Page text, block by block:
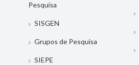
Pesquisa
SISGEN
Grupos de Pesquisa
SIEPE